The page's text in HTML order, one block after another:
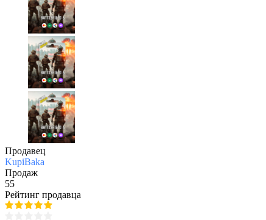
Продавец
KupiBaka
Продаж
55
Рейтинг продавца